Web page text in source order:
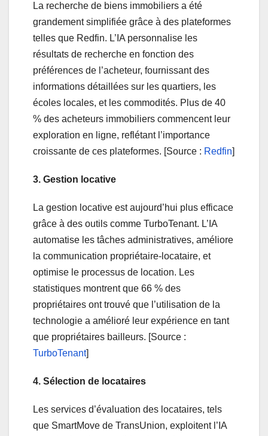
La recherche de biens immobiliers a été
grandement simplifiée grâce à des plateformes
telles que Redfin. L’IA personnalise les
résultats de recherche en fonction des
préférences de l’acheteur, fournissant des
informations détaillées sur les quartiers, les
écoles locales, et les commodités. Plus de 40
% des acheteurs immobiliers commencent leur
exploration en ligne, reflétant l’importance
croissante de ces plateformes. [Source : Redfin]
3. Gestion locative
La gestion locative est aujourd’hui plus efficace
grâce à des outils comme TurboTenant. L’IA
automatise les tâches administratives, améliore
la communication propriétaire-locataire, et
optimise le processus de location. Les
statistiques montrent que 66 % des
propriétaires ont trouvé que l’utilisation de la
technologie a amélioré leur expérience en tant
que propriétaires bailleurs. [Source :
TurboTenant]
4. Sélection de locataires
Les services d’évaluation des locataires, tels
que SmartMove de TransUnion, exploitent l’IA